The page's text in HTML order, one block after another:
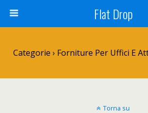
Flat Drop
Categorie › Forniture Per Uffici E
Torna su